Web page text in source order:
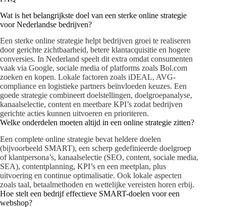
Wat is het belangrijkste doel van een sterke online strategie
voor Nederlandse bedrijven?
Een sterke online strategie helpt bedrijven groei te realiseren
door gerichte zichtbaarheid, betere klantacquisitie en hogere
conversies. In Nederland speelt dit extra omdat consumenten
vaak via Google, sociale media of platforms zoals Bol.com
zoeken en kopen. Lokale factoren zoals iDEAL, AVG-
compliance en logistieke partners beïnvloeden keuzes. Een
goede strategie combineert doelstellingen, doelgroepanalyse,
kanaalselectie, content en meetbare KPI’s zodat bedrijven
gerichte acties kunnen uitvoeren en prioriteren.
Welke onderdelen moeten altijd in een online strategie zitten?
Een complete online strategie bevat heldere doelen
(bijvoorbeeld SMART), een scherp gedefinieerde doelgroep
of klantpersona’s, kanaalselectie (SEO, content, sociale media,
SEA), contentplanning, KPI’s en een meetplan, plus
uitvoering en continue optimalisatie. Ook lokale aspecten
zoals taal, betaalmethoden en wettelijke vereisten horen erbij.
Hoe stelt een bedrijf effectieve SMART-doelen voor een
webshop?